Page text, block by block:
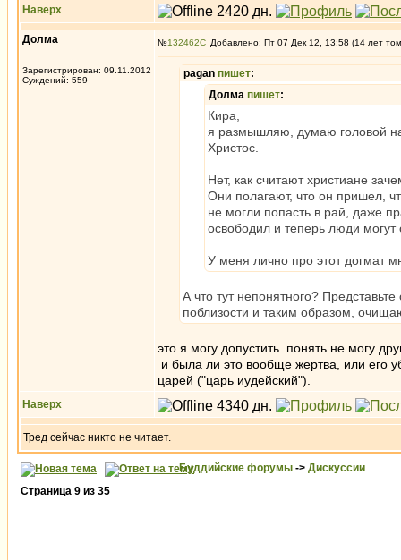
Наверх
Долма
Зарегистрирован: 09.11.2012
Суждений: 559
№132462 Добавлено: Пт 07 Дек 12, 13:58 (14 лет
pagan пишет:
Долма пишет:
Кира,
я размышляю, думаю головой на
Христос.
Нет, как считают христиане
Они полагают, что он пришел,
не могли попасть в рай, даже
освободил и теперь люди могут
У меня лично про этот догмат
А что тут непонятного?
поблизости и таким образом,
это я могу допустить. понять не могу
и была ли это вообще жертва, или его
царей ("царь иудейский").
Наверх
Тред сейчас никто не читает.
Буддийские форумы -> Дискуссии
Страница 9 из 35